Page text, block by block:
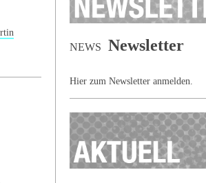
NEWS Newsletter
Hier zum Newsletter anmelden.